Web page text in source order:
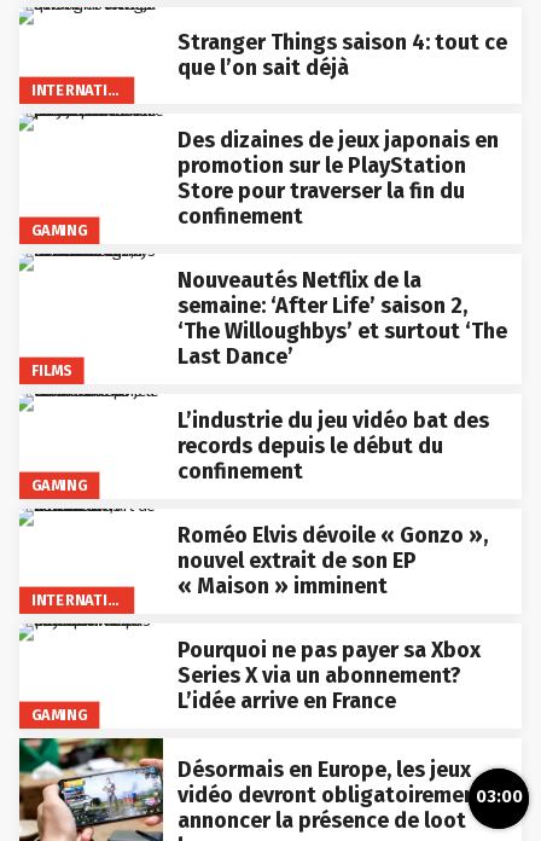
INTERNATIONAL
Stranger Things saison 4: tout ce
que l’on sait déjà
GAMING
Des dizaines de jeux japonais en
promotion sur le PlayStation
Store pour traverser la fin du
confinement
FILMS
Nouveautés Netflix de la
semaine: ‘After Life’ saison 2,
‘The Willoughbys’ et surtout ‘The
Last Dance’
GAMING
L’industrie du jeu vidéo bat des
records depuis le début du
confinement
INTERNATIONAL
Roméo Elvis dévoile « Gonzo »,
nouvel extrait de son EP
« Maison » imminent
GAMING
Pourquoi ne pas payer sa Xbox
Series X via un abonnement?
L’idée arrive en France
Désormais en Europe, les jeux
vidéo devront obligatoirement
annoncer la présence de loot
03:00